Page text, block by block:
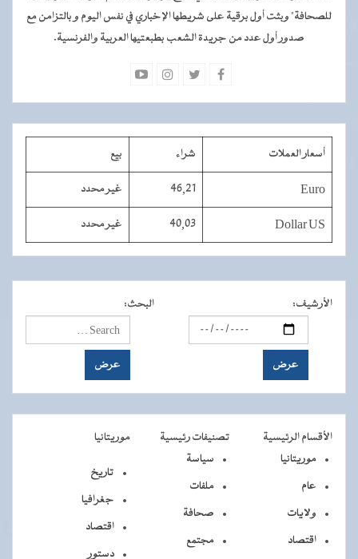
للصحافة" وبثت أول برقية على شريطها الإخباري في نفس اليوم و بالتزامن مع
صدور أول عدد من جريدة الشعب بطبعتيها العربية والفرنسية.
أسعار العملات شراء بيع
Euro
46,21 غير محدد
Dollar US
40,03 غير محدد
الأرشيف: البحث:
الأقسام الرئيسية تصنيفات رئيسية
موريتانيا
موريتانيا
عام
ولايات
اقتصاد
سياسة
ملفات
صحافة
مجتمع
تاريخ
جغرافيا
اقتصاد
دستور